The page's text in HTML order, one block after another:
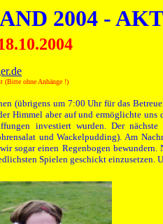
2004 -
(Bitte ohne Anhänge !)
(übrigens um 7:00 Uhr für das
Himmel aber auf und ermöglichte
investiert wurden. Der
und Wackelpudding). Am
sogar einen Regenbogen
Spielen geschickt einzusetzen.